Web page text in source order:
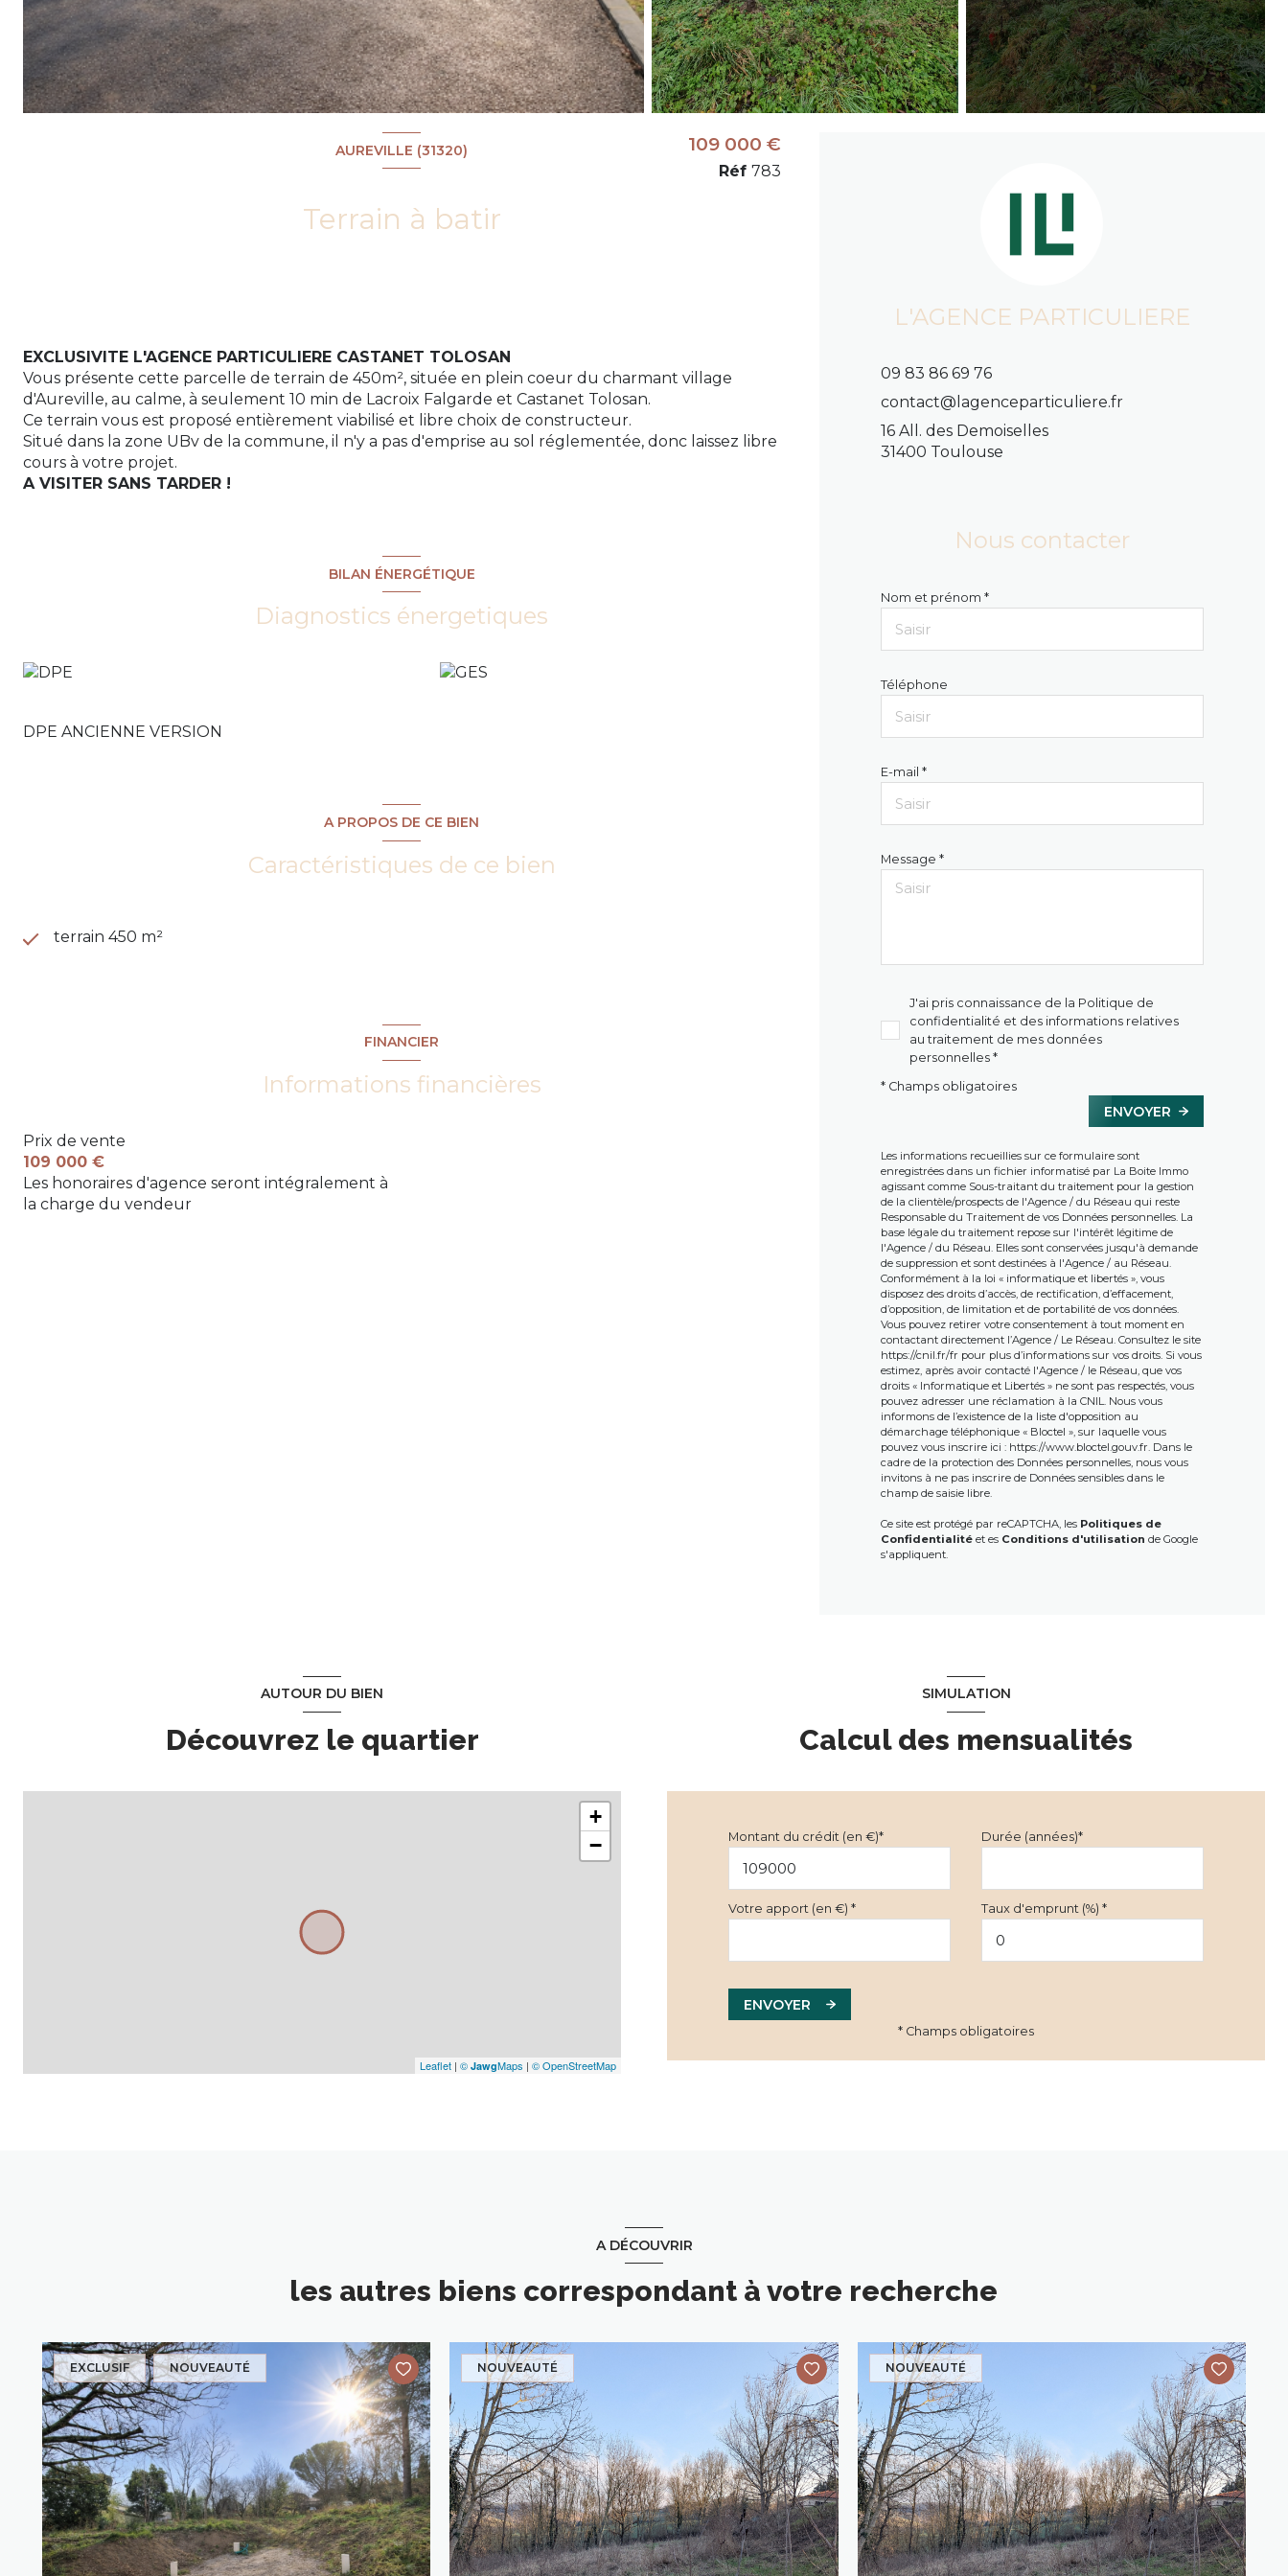
AUREVILLE (31320)
Terrain à batir
109 000 €
Réf 783
EXCLUSIVITE L'AGENCE PARTICULIERE CASTANET TOLOSAN
Vous présente cette parcelle de terrain de 450m², située en plein coeur du charmant village
d'Aureville, au calme, à seulement 10 min de Lacroix Falgarde et Castanet Tolosan.
Ce terrain vous est proposé entièrement viabilisé et libre choix de constructeur.
Situé dans la zone UBv de la commune, il n'y a pas d'emprise au sol réglementée, donc laissez libre
cours à votre projet.
A VISITER SANS TARDER !
BILAN ÉNERGÉTIQUE
Diagnostics énergetiques
DPE ANCIENNE VERSION
A PROPOS DE CE BIEN
Caractéristiques de ce bien
terrain 450 m²
FINANCIER
Informations financières
Prix de vente
109 000 €
Les honoraires d'agence seront intégralement à
la charge du vendeur
L'AGENCE PARTICULIERE
09 83 86 69 76
contact@lagenceparticuliere.fr
16 All. des Demoiselles
31400 Toulouse
Nous contacter
Nom et prénom *
Téléphone
E-mail *
Message *
J'ai pris connaissance de la Politique de
confidentialité et des informations relatives
au traitement de mes données
personnelles *
* Champs obligatoires
ENVOYER
Les informations recueillies sur ce formulaire sont
enregistrées dans un fichier informatisé par La Boite Immo
agissant comme Sous-traitant du traitement pour la gestion
de la clientèle/prospects de l'Agence / du Réseau qui reste
Responsable du Traitement de vos Données personnelles. La
base légale du traitement repose sur l'intérêt légitime de
l'Agence / du Réseau. Elles sont conservées jusqu'à demande
de suppression et sont destinées à l'Agence / au Réseau.
Conformément à la loi « informatique et libertés », vous
disposez des droits d’accès, de rectification, d’effacement,
d’opposition, de limitation et de portabilité de vos données.
Vous pouvez retirer votre consentement à tout moment en
contactant directement l’Agence / Le Réseau. Consultez le site
https://cnil.fr/fr pour plus d’informations sur vos droits. Si vous
estimez, après avoir contacté l'Agence / le Réseau, que vos
droits « Informatique et Libertés » ne sont pas respectés, vous
pouvez adresser une réclamation à la CNIL. Nous vous
informons de l’existence de la liste d'opposition au
démarchage téléphonique « Bloctel », sur laquelle vous
pouvez vous inscrire ici : https://www.bloctel.gouv.fr. Dans le
cadre de la protection des Données personnelles, nous vous
invitons à ne pas inscrire de Données sensibles dans le
champ de saisie libre.
Ce site est protégé par reCAPTCHA, les Politiques de
Confidentialitéet es Conditions d'utilisation de Google
s'appliquent.
AUTOUR DU BIEN
Découvrez le quartier
+
−
Leaflet | © JawgMaps | © OpenStreetMap
SIMULATION
Calcul des mensualités
Montant du crédit (en €)* Durée (années)*
Votre apport (en €) * Taux d'emprunt (%) *
ENVOYER
* Champs obligatoires
A DÉCOUVRIR
les autres biens correspondant à votre recherche
EXCLUSIF NOUVEAUTÉ NOUVEAUTÉ NOUVEAUTÉ